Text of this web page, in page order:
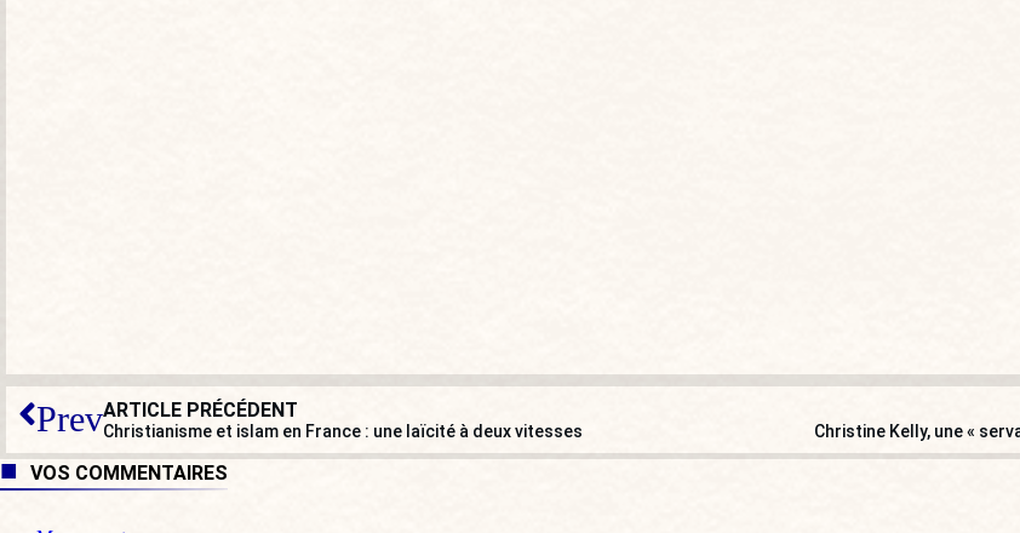
PrevARTICLE PRÉCÉDENT
Christianisme et islam en France : une laïcité à deux vitesses
VOS COMMENTAIRES